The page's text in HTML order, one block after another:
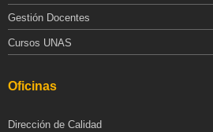
Gestión Docentes
Cursos UNAS
Oficinas
Dirección de Calidad